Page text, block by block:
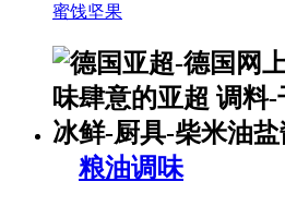
蜜饯坚果
粮油调味